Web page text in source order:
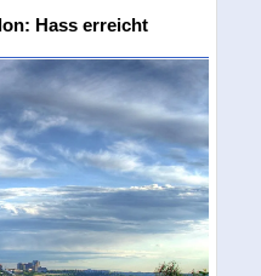
Hass erreicht